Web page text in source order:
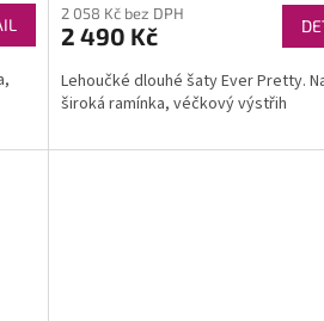
2 058 Kč bez DPH
2 490 Kč
Lehoučké dlouhé šaty Ever Pretty.
široká ramínka, véčkový výstřih